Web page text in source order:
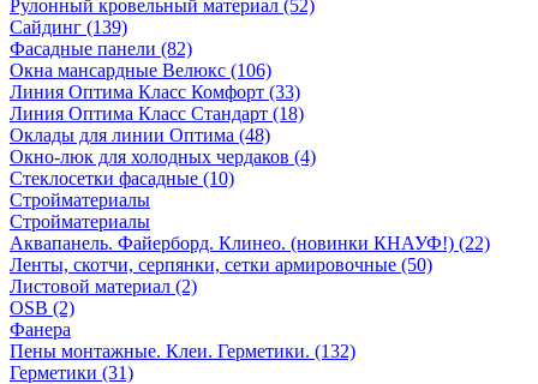
Рулонный кровельный материал (52)
Сайдинг (139)
Фасадные панели (82)
Окна мансардные Велюкс (106)
Линия Оптима Класс Комфорт (33)
Линия Оптима Класс Стандарт (18)
Оклады для линии Оптима (48)
Окно-люк для холодных чердаков (4)
Стеклосетки фасадные (10)
Стройматериалы
Стройматериалы
Аквапанель. Файерборд. Клинео. (новинки КНАУФ!) (22)
Ленты, скотчи, серпянки, сетки армировочные (50)
Листовой материал (2)
OSB (2)
Фанера
Пены монтажные. Клеи. Герметики. (132)
Герметики (31)